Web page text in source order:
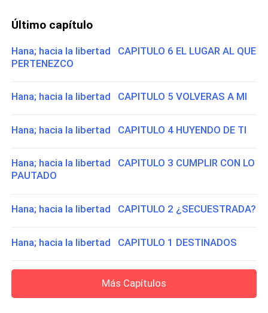
Último capítulo
Hana; hacia la libertad CAPITULO 6 EL LUGAR AL QUE
PERTENEZCO
Hana; hacia la libertad CAPITULO 5 VOLVERAS A MI
Hana; hacia la libertad CAPITULO 4 HUYENDO DE TI
Hana; hacia la libertad CAPITULO 3 CUMPLIR CON LO
PAUTADO
Hana; hacia la libertad CAPITULO 2 ¿SECUESTRADA?
Hana; hacia la libertad CAPITULO 1 DESTINADOS
Más Capítulos